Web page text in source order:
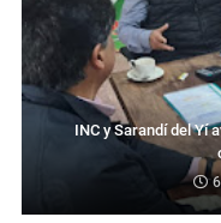
INC y Sarandí del Yí